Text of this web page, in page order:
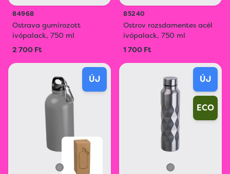
84968
Ostrava gumírozott
ivópalack, 750 ml
2 700 Ft
85240
Ostrov rozsdamentes acél
ivópalack, 750 ml
1 700 Ft
ÚJ ÚJ
ECO